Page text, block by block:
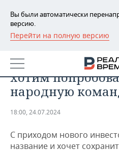
Вы были автоматически
версию.
Перейти на полную версию
РЕГИОНЫ
БАШКОРТОСТАН
ТАТАРСТАН
НОВОСТИ
АНАЛИТИКА
ДЕКЛАРАЦИИ О ДОХОДАХ
НОВОСТИ ЭКОНОМИКИ
ПРОМЫШЛЕННОСТЬ
Ильгиз Гараев,
хотим
народную
18:00, 24.07.2024
С приходом нового
название и хочет